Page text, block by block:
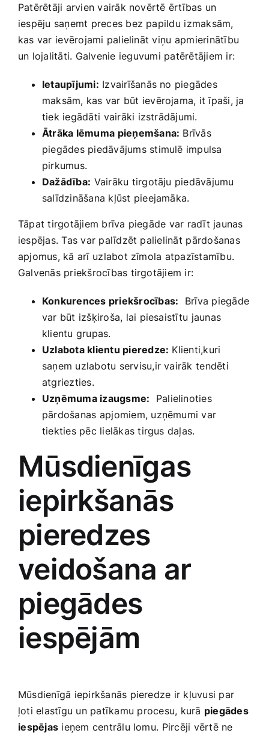
Patērētāji ​arvien‌ vairāk​ novērtē ērtības un⁣
iespēju saņemt preces bez ‌papildu ⁢izmaksām,
‍kas var ⁢ievērojami palielināt viņu⁢ apmierinātību
un lojalitāti. Galvenie⁣ ieguvumi​ patērētājiem ir:
Ietaupījumi: Izvairīšanās no piegādes
maksām, ‌kas var būt ievērojama, it īpaši, ja
tiek iegādāti⁢ vairāki izstrādājumi.
Ātrāka lēmuma ⁢pieņemšana: Brīvās
piegādes piedāvājums stimulē impulsa
pirkumus.
Dažādība: ⁢Vairāku‍ tirgotāju piedāvājumu
salīdzināšana kļūst pieejamāka.
Tāpat tirgotājiem brīva piegāde var radīt jaunas
iespējas. Tas var palīdzēt palielināt⁤ pārdošanas⁢
apjomus, kā arī⁤ uzlabot zīmola atpazīstamību.
Galvenās priekšrocības tirgotājiem‌ ir:
Konkurences priekšrocības: ⁣ Brīva piegāde
var būt izšķiroša, lai piesaistītu ⁢jaunas
klientu grupas.
Uzlabota klientu‍ pieredze: Klienti,kuri
saņem uzlabotu servisu,ir vairāk ⁤tendēti
atgriezties.
Uzņēmuma izaugsme: ‌ Palielinoties
pārdošanas⁣ apjomiem, uzņēmumi var
tiekties​ pēc lielākas‌ tirgus daļas.
Mūsdienīgas​
iepirkšanās
pieredzes
veidošana ar
piegādes‍
iespējām
Mūsdienīgā‌ iepirkšanās pieredze ​ir kļuvusi par⁣
ļoti elastīgu un ‌patīkamu⁣ procesu, kurā piegādes
⁢iespējas ieņem centrālu lomu.⁢ Pircēji vērtē ne